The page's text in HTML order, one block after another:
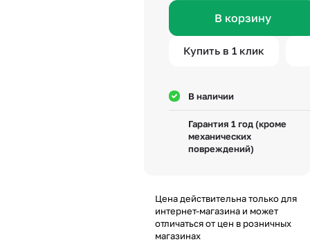
В корзину
Купить в 1 клик
В наличии
Гарантия 1 год (кроме
механических
повреждений)
Цена действительна только для
интернет-магазина и может
отличаться от цен в розничных
магазинах